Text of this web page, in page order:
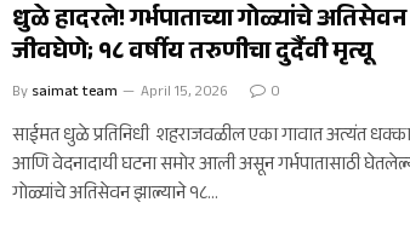
धुळे हादरले! गर्भपाताच्या गोळ्यांचे
जीवघेणे; १८ वर्षीय तरुणीचा दुर्दैवी मृत्यू
By saimat team April 15, 2026 0
साईमत धुळे प्रतिनिधी शहराजवळील एका गावात अत्यंत
आणि वेदनादायी घटना समोर आली असून गर्भपातासाठी
गोळ्यांचे अतिसेवन झाल्याने १८…